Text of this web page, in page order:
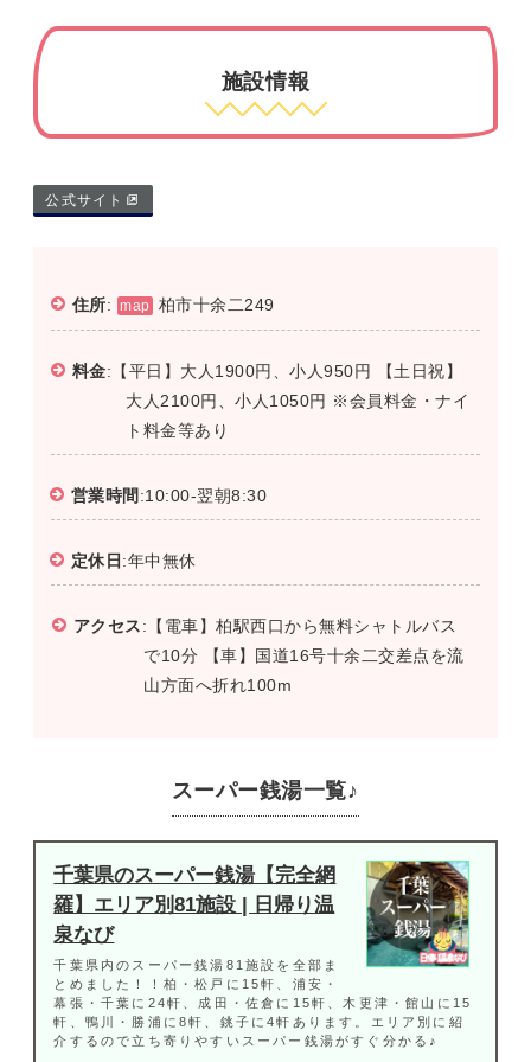
施設情報
公式サイト
住所: map 柏市十余二249
料金:【平日】大人1900円、小人950円 【土日祝】
大人2100円、小人1050円 ※会員料金・ナイ
ト料金等あり
営業時間 :10:00-翌朝8:30
定休日 :年中無休
アクセス:【電車】柏駅西口から無料シャトルバス
で10分 【車】国道16号十余二交差点を流
山方面へ折れ100m
スーパー銭湯一覧♪
千葉県のスーパー銭湯【完全網
羅】エリア別81施設 | 日帰り温
泉なび
千葉県内のスーパー銭湯81施設を全部ま
とめました！！柏・松戸に15軒、浦安・
幕張・千葉に24軒、成田・佐倉に15軒、木更津・館山に15
軒、鴨川・勝浦に8軒、銚子に4軒あります。エリア別に紹
介するので立ち寄りやすいスーパー銭湯がすぐ分かる♪